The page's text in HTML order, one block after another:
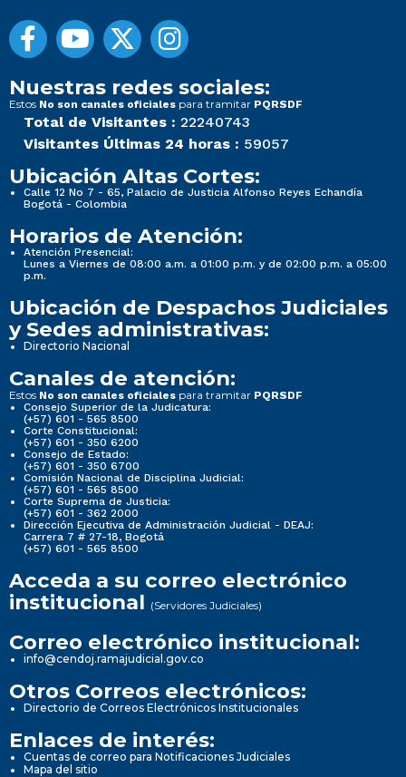
Nuestras redes sociales:
Estos No son canales oficiales para tramitar PQRSDF
Total de Visitantes : 22240743
Visitantes Últimas 24 horas : 59057
Ubicación Altas Cortes:
Calle 12 No 7 - 65, Palacio de Justicia Alfonso Reyes Echandía
Bogotá - Colombia
Horarios de Atención:
Atención Presencial:
Lunes a Viernes de 08:00 a.m. a 01:00 p.m. y de 02:00 p.m. a 05:00
p.m.
Ubicación de Despachos Judiciales
y Sedes administrativas:
Directorio Nacional
Canales de atención:
Estos No son canales oficiales para tramitar PQRSDF
Consejo Superior de la Judicatura:
(+57) 601 - 565 8500
Corte Constitucional:
(+57) 601 - 350 6200
Consejo de Estado:
(+57) 601 - 350 6700
Comisión Nacional de Disciplina Judicial:
(+57) 601 - 565 8500
Corte Suprema de Justicia:
(+57) 601 - 362 2000
Dirección Ejecutiva de Administración Judicial - DEAJ:
Carrera 7 # 27-18, Bogotá
(+57) 601 - 565 8500
Acceda a su correo electrónico
institucional (Servidores Judiciales)
Correo electrónico institucional:
info@cendoj.ramajudicial.gov.co
Otros Correos electrónicos:
Directorio de Correos Electrónicos Institucionales
Enlaces de interés:
Cuentas de correo para Notificaciones Judiciales
Mapa del sitio